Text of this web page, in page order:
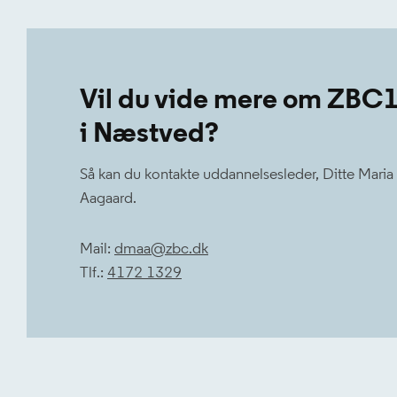
Vil du vide mere om
i Næstved?
Så kan du kontakte uddannelsesleder, Ditte Maria
Aagaard.
Mail: dmaa@zbc.dk
Tlf.: 4172 1329